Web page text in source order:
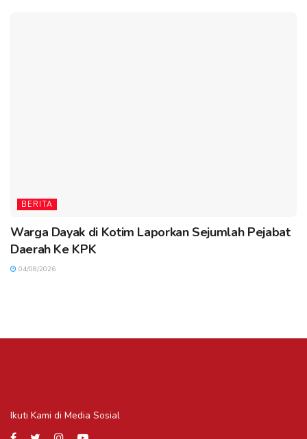
BERITA
Warga Dayak di Kotim Laporkan Sejumlah Pejabat
Daerah Ke KPK
04/08/2026
Ikuti Kami di Media Sosial